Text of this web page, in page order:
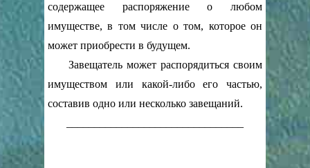
содержащее распоряжение о любом
имуществе, в том числе о том, которое он
может приобрести в будущем.
Завещатель может распорядиться своим
имуществом или какой-либо его частью,
составив одно или несколько завещаний.